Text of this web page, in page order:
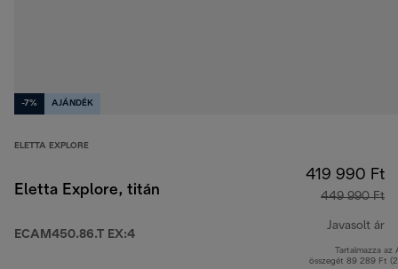
-7% AJÁNDÉK
ELETTA EXPLORE
Eletta Explore, titán
ECAM450.86.T EX:4
419 990 Ft
449 990 Ft
Javasolt ár
Tartalmazza az
összegét 89 289 Ft